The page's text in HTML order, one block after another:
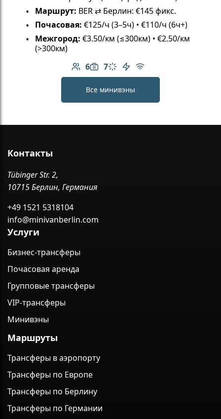
Маршрут: BER ⇄ Берлин: €145 фикс.
Почасовая: €125/ч (3–5ч) • €110/ч (6ч+)
Межгород: €3.50/км (≤300км) • €2.50/км
(>300км)
6
Количество пассажиров: 6
7
Вместимость багажа: 7
Климат-контроль
Электромобиль
Бесплатный Wi-Fi
Все минивэны
Контакты
Tübinger Str. 2,
10715 Берлин, Германия
+49 1521 5318104
info@minivanberlin.com
Услуги
Бизнес-трансферы
Почасовая аренда
Групповые трансферы
VIP-трансферы
Минивэны
Маршруты
Трансферы в аэропорту
Трансферы по Европе
Трансферы по Берлину
Трансферы по Германии